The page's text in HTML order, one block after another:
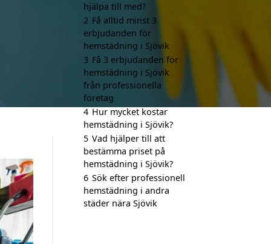
hjälpa till med?
2 Få alltid minst 3
erbjudanden för
hemstädning i Sjövik
3 Få 3 erbjudanden för
hemstädning i Sjövik
från professionella
företag
4 Hur mycket kostar
hemstädning i Sjövik?
5 Vad hjälper till att
bestämma priset på
hemstädning i Sjövik?
6 Sök efter professionell
hemstädning i andra
städer nära Sjövik